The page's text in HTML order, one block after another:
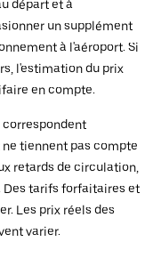
départ et à
un supplément
à l'aéroport. Si
l'estimation du prix
en compte.
tiennent pas compte
retards de circulation,
Des tarifs forfaitaires et
Les prix réels des
varier.